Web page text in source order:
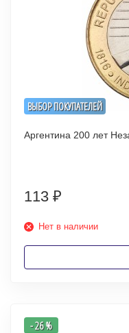
ВЫБОР ПОКУПАТЕЛЕЙ
113 ₽
Нет в наличии
- 26 %